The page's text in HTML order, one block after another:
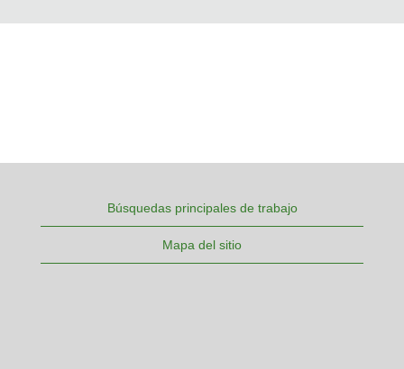
Búsquedas principales de trabajo
Mapa del sitio